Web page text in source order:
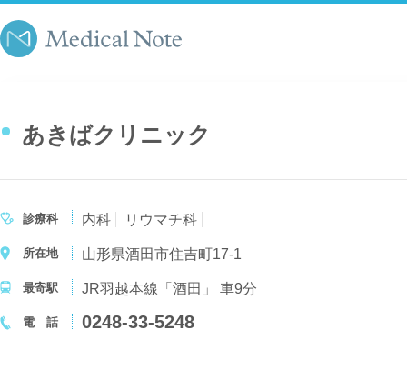
あきばクリニック
診療科 内科 リウマチ科
所在地 山形県酒田市住吉町17-1
最寄駅 JR羽越本線「酒田」 車9分
電 話 0248-33-5248